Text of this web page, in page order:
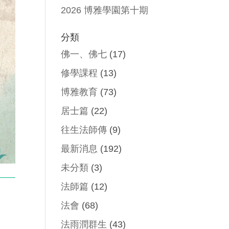
2026 博雅學園第十期
分類
佛一、佛七 (17)
修學課程 (13)
博雅教育 (73)
居士篇 (22)
往生法師傳 (9)
最新消息 (192)
未分類 (3)
法師篇 (12)
法會 (68)
法雨潤群生 (43)